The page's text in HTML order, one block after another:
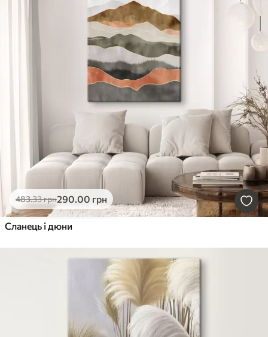
483.33грн290.00 грн
Сланець і дюни